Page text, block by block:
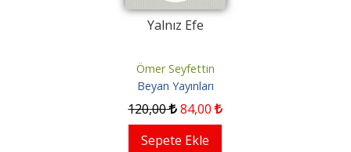
Yalnız Efe
Ömer Seyfettin
Beyan Yayınları
120,00 84,00
Sepete Ekle